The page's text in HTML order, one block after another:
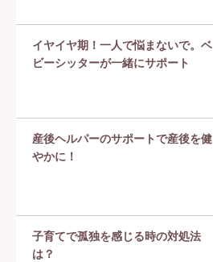
イヤイヤ期！一人で悩まないで。ベ
ビーシッターが一緒にサポート
産後ヘルパーのサポートで産後を健
やかに！
子育てで孤独を感じる時の対処法
は？